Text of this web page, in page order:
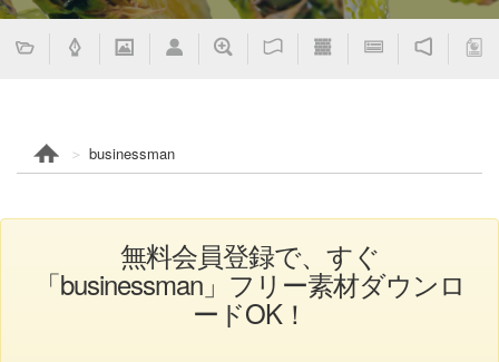
businessman
無料会員登録で、すぐ
「businessman」フリー素材ダウンロ
ードOK！